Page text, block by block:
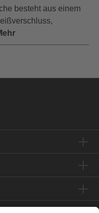
besteht aus einem